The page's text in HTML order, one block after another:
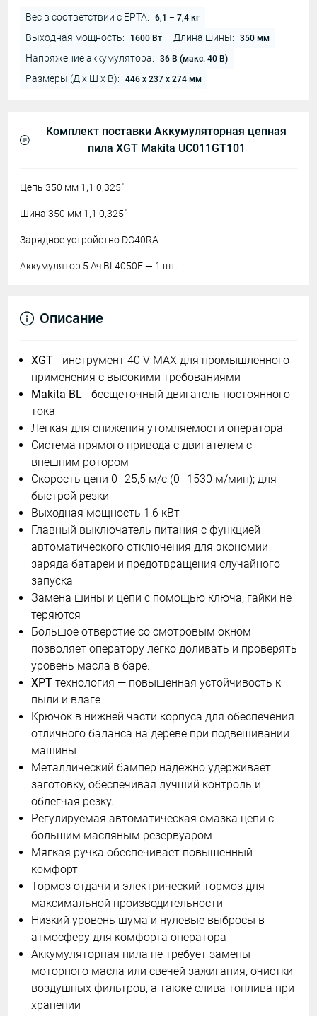
Вес в соответствии с EPTA: 6,1 – 7,4 кг
Выходная мощность: 1600 Вт Длина шины: 350 мм
Напряжение аккумулятора: 36 В (макс. 40 В)
Размеры (Д х Ш х В): 446 x 237 x 274 мм
Комплект поставки Аккумуляторная цепная
пила XGT Makita UC011GT101
Цепь 350 мм 1,1 0,325"
Шина 350 мм 1,1 0,325"
Зарядное устройство DC40RA
Аккумулятор 5 Ач BL4050F — 1 шт.
Описание
XGT - инструмент 40 V MAX для промышленного
применения с высокими требованиями
Makita BL - бесщеточный двигатель постоянного
тока
Легкая для снижения утомляемости оператора
Система прямого привода с двигателем с
внешним ротором
Скорость цепи 0–25,5 м/с (0–1530 м/мин); для
быстрой резки
Выходная мощность 1,6 кВт
Главный выключатель питания с функцией
автоматического отключения для экономии
заряда батареи и предотвращения случайного
запуска
Замена шины и цепи с помощью ключа, гайки не
теряются
Большое отверстие со смотровым окном
позволяет оператору легко доливать и проверять
уровень масла в баре.
XPT технология — повышенная устойчивость к
пыли и влаге
Крючок в нижней части корпуса для обеспечения
отличного баланса на дереве при подвешивании
машины
Металлический бампер надежно удерживает
заготовку, обеспечивая лучший контроль и
облегчая резку.
Регулируемая автоматическая смазка цепи с
большим масляным резервуаром
Мягкая ручка обеспечивает повышенный
комфорт
Тормоз отдачи и электрический тормоз для
максимальной производительности
Низкий уровень шума и нулевые выбросы в
атмосферу для комфорта оператора
Аккумуляторная пила не требует замены
моторного масла или свечей зажигания, очистки
воздушных фильтров, а также слива топлива при
хранении